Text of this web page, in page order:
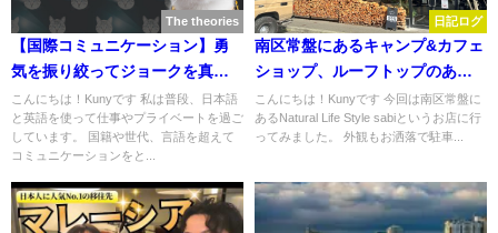
The theories
【国際コミュニケーション】勇
気を振り絞ってジョークを真面
目に解説、冗談が滑る理由も説
明！
こんにちは！Kunyです 私は普段、日本語
と英語を使って仕事やプライベートを過ご
しています。 国籍や世代、言語を超えて
コミュニケーションをと...
日記ログ
南区常盤にあるキャンプ&カフェ
ショップ、ルーフトップのある
SABI(サビ)に行ってみた
こんにちは！Kunyです 今回は南区常盤に
あるNatural Life Style sabiというお店に行
ってみました。 外観もお洒落で駐車...